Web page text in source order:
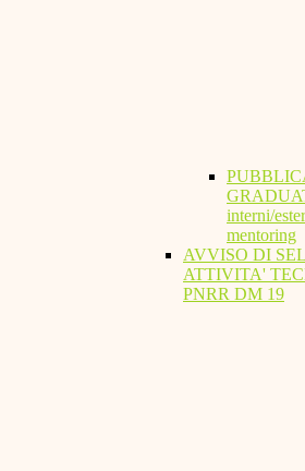
interni/
mentoring
AVVISO DI
ATTIVITA'
PNRR DM 19